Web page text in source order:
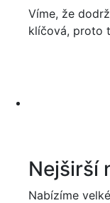
Víme, že
klíčová, proto
Nejširší
Nabízíme